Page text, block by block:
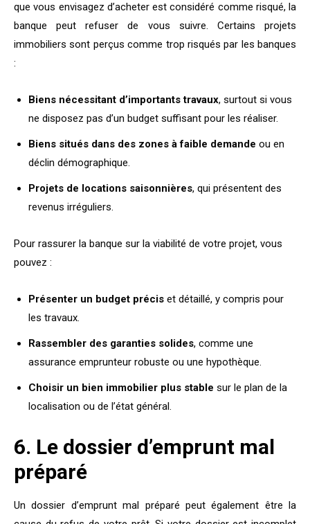
que vous envisagez d’acheter est considéré comme risqué, la
banque peut refuser de vous suivre. Certains projets
immobiliers sont perçus comme trop risqués par les banques
:
Biens nécessitant d’importants travaux, surtout si vous
ne disposez pas d’un budget suffisant pour les réaliser.
Biens situés dans des zones à faible demande ou en
déclin démographique.
Projets de locations saisonnières, qui présentent des
revenus irréguliers.
Pour rassurer la banque sur la viabilité de votre projet, vous
pouvez :
Présenter un budget précis et détaillé, y compris pour
les travaux.
Rassembler des garanties solides, comme une
assurance emprunteur robuste ou une hypothèque.
Choisir un bien immobilier plus stable sur le plan de la
localisation ou de l’état général.
6. Le dossier d’emprunt mal
préparé
Un dossier d’emprunt mal préparé peut également être la